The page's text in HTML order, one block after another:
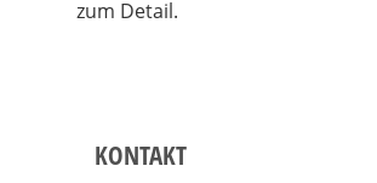
zum Detail.
KONTAKT